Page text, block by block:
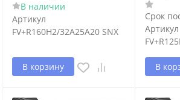
В наличии
Артикул
FV+R160H2/32A25A20 SNX
В корзину
Срок
Артикул
В